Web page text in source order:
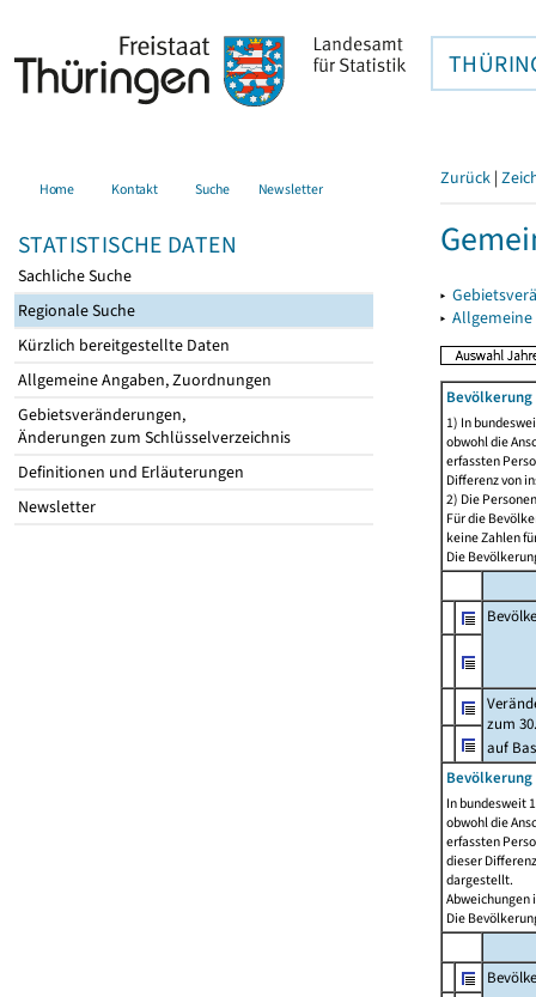
Home Kontakt Suche Newsletter
STATISTISCHE DATEN
Sachliche Suche
Regionale Suche
Kürzlich bereitgestellte Daten
Allgemeine Angaben, Zuordnungen
Gebietsveränderungen,
Änderungen zum Schlüsselverzeichnis
Definitionen und Erläuterungen
Newsletter
Zurück |
▸
▸
1) In
obwohl die
erfassten
Differenz von
2) Die
Für die
keine Zahlen
Die
zum
auf
Bevölkerung
In bundesweit
obwohl die
erfassten
dieser
dargestellt.
Abweichungen
Die